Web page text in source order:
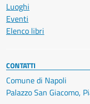
Luoghi
Eventi
Elenco libri
CONTATTI
Comune di Napoli
Palazzo San Giacomo,